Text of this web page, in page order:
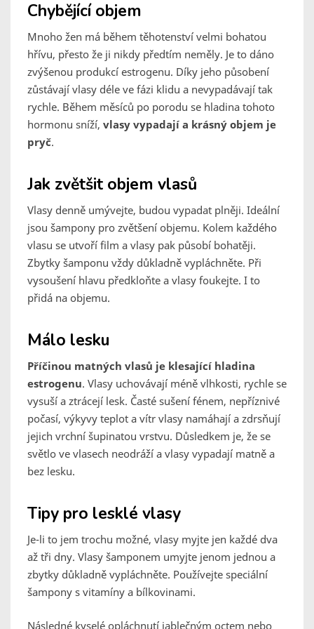
Chybějící objem
Mnoho žen má během těhotenství velmi bohatou
hřívu, přesto že ji nikdy předtím neměly. Je to dáno
zvýšenou produkcí estrogenu. Díky jeho působení
zůstávají vlasy déle ve fázi klidu a nevypadávají tak
rychle. Během měsíců po porodu se hladina tohoto
hormonu sníží, vlasy vypadají a krásný objem je
pryč.
Jak zvětšit objem vlasů
Vlasy denně umývejte, budou vypadat plněji. Ideální
jsou šampony pro zvětšení objemu. Kolem každého
vlasu se utvoří film a vlasy pak působí bohatěji.
Zbytky šamponu vždy důkladně vypláchněte. Při
vysoušení hlavu předkloňte a vlasy foukejte. I to
přidá na objemu.
Málo lesku
Příčinou matných vlasů je klesající hladina
estrogenu. Vlasy uchovávají méně vlhkosti, rychle se
vysuší a ztrácejí lesk. Časté sušení fénem, nepříznivé
počasí, výkyvy teplot a vítr vlasy namáhají a zdrsňují
jejich vrchní šupinatou vrstvu. Důsledkem je, že se
světlo ve vlasech neodráží a vlasy vypadají matně a
bez lesku.
Tipy pro lesklé vlasy
Je-li to jem trochu možné, vlasy myjte jen každé dva
až tři dny. Vlasy šamponem umyjte jenom jednou a
zbytky důkladně vypláchněte. Používejte speciální
šampony s vitamíny a bílkovinami.
Následné kyselé opláchnutí jablečným octem nebo